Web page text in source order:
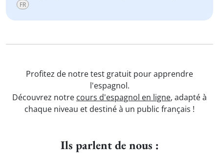
FR
Profitez de notre test gratuit pour apprendre
l'espagnol.
Découvrez notre cours d'espagnol en ligne, adapté à
chaque niveau et destiné à un public français !
Ils parlent de nous :